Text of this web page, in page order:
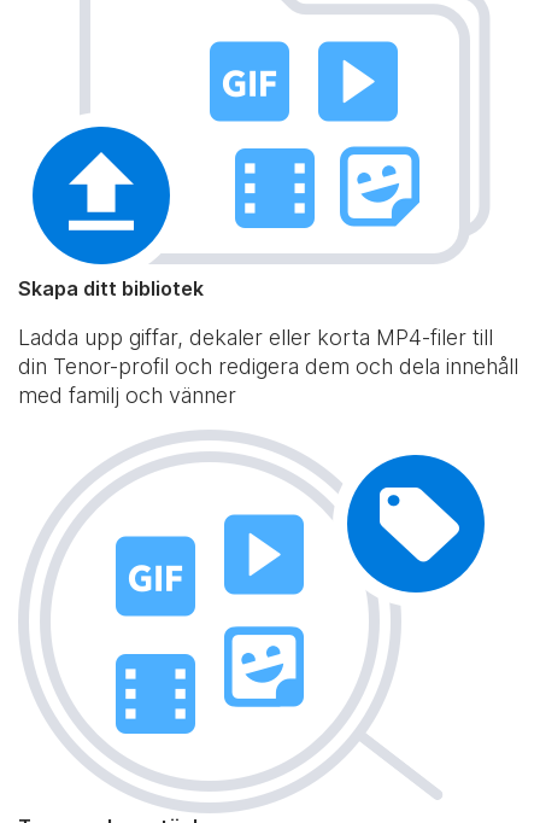
Skapa ditt bibliotek
Ladda upp giffar, dekaler eller korta MP4-filer till
din Tenor-profil och redigera dem och dela innehåll
med familj och vänner